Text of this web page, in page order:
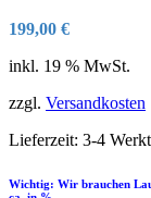
199,00 €
inkl. 19 % MwSt.
zzgl. Versandkosten
Lieferzeit: 3-4
Wichtig: Wir brauchen